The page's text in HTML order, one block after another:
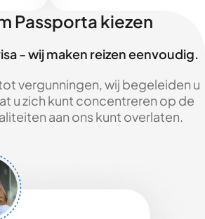
Passporta kiezen
- wij maken reizen eenvoudig.
vergunningen, wij begeleiden u
u zich kunt concentreren op de
aan ons kunt overlaten.